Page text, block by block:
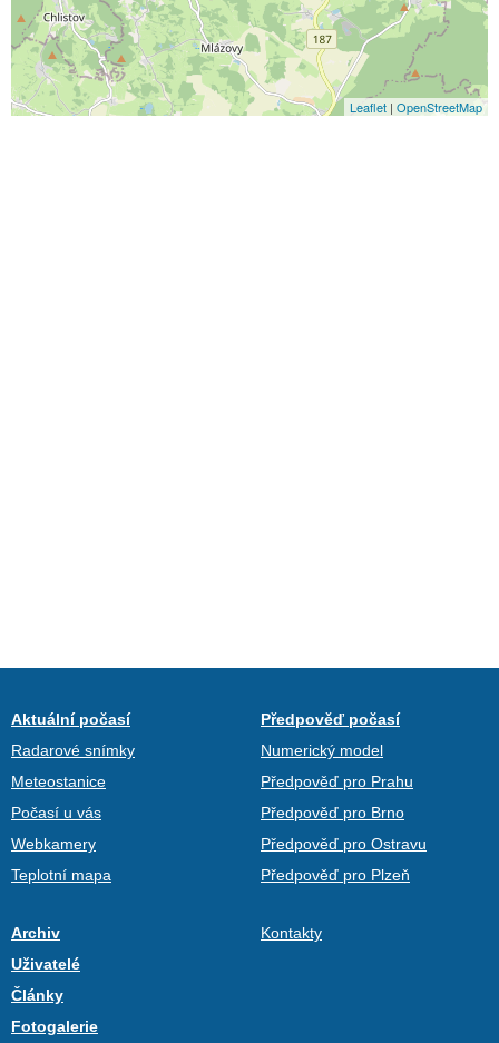
Leaflet | OpenStreetMap
Aktuální počasí
Radarové snímky
Meteostanice
Počasí u vás
Webkamery
Teplotní mapa
Předpověď počasí
Numerický model
Předpověď pro Prahu
Předpověď pro Brno
Předpověď pro Ostravu
Předpověď pro Plzeň
Archiv
Uživatelé
Články
Fotogalerie
Kontakty